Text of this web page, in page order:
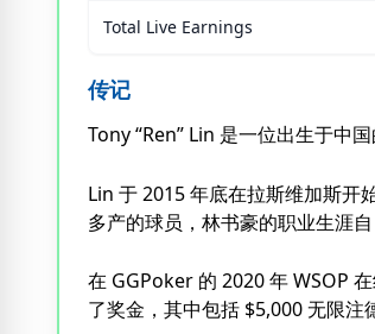
Total Live Earnings
传记
Tony “Ren” Lin 是一位出生于中
Lin 于 2015 年底在拉斯维加斯开
多产的球员，林书豪的职业生涯
在 GGPoker 的 2020 年 WSOP
了奖金，其中包括 $5,000 无限注